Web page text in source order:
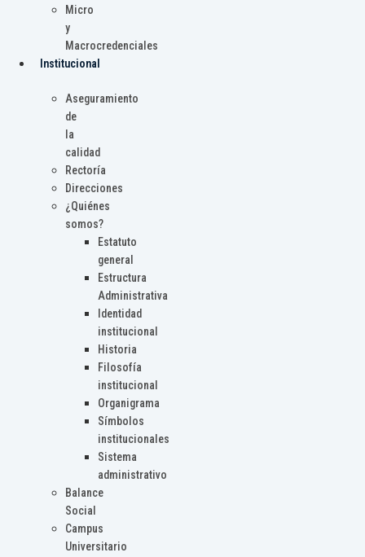
Micro
y
Macrocredenciales
Institucional
Aseguramiento
de
la
calidad
Rectoría
Direcciones
¿Quiénes
somos?
Estatuto
general
Estructura
Administrativa
Identidad
institucional
Historia
Filosofía
institucional
Organigrama
Símbolos
institucionales
Sistema
administrativo
Balance
Social
Campus
Universitario